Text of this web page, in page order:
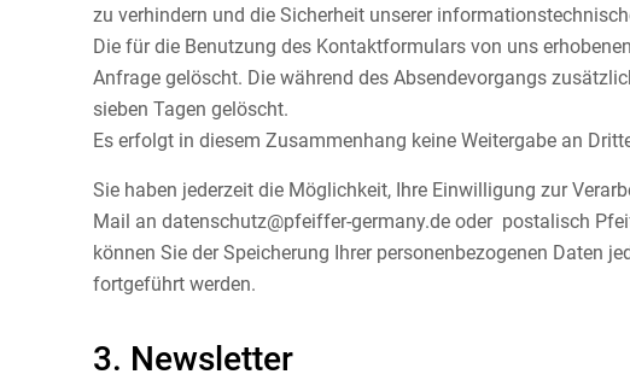
zu verhindern und die Sicherheit unserer
Die für die Benutzung des Kontaktformulars von uns
Anfrage gelöscht. Die während des Absendevorgangs
sieben Tagen gelöscht.
Es erfolgt in diesem Zusammenhang keine Weitergabe an
Sie haben jederzeit die Möglichkeit, Ihre Einwilligung zur
Mail an datenschutz@pfeiffer-germany.de oder postalisch
können Sie der Speicherung Ihrer personenbezogenen Daten
fortgeführt werden.
3. Newsletter